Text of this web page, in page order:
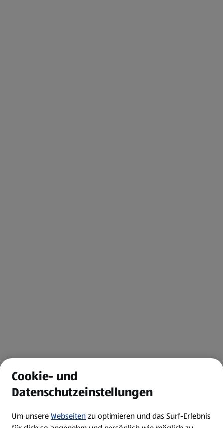
Cookie- und
Datenschutzeinstellungen
Um unsereWebseitenzu optimieren und das Surf-Erlebnis